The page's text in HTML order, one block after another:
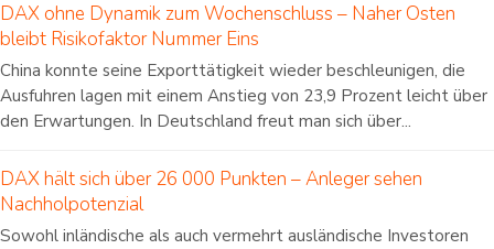
DAX ohne Dynamik zum Wochenschluss – Naher Osten
bleibt Risikofaktor Nummer Eins
China konnte seine Exporttätigkeit wieder beschleunigen, die
Ausfuhren lagen mit einem Anstieg von 23,9 Prozent leicht über
den Erwartungen. In Deutschland freut man sich über...
DAX hält sich über 26 000 Punkten – Anleger sehen
Nachholpotenzial
Sowohl inländische als auch vermehrt ausländische Investoren